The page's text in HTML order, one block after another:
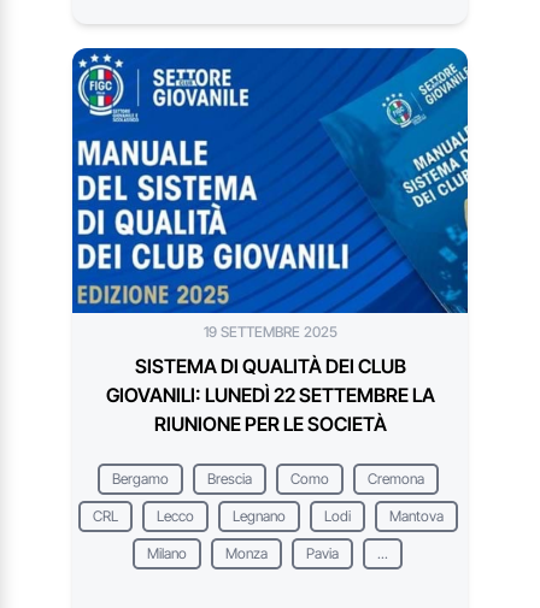
19 SETTEMBRE 2025
SISTEMA DI QUALITÀ DEI CLUB
GIOVANILI: LUNEDÌ 22 SETTEMBRE LA
RIUNIONE PER LE SOCIETÀ
Bergamo Brescia Como Cremona
CRL Lecco Legnano Lodi Mantova
Milano Monza Pavia ...